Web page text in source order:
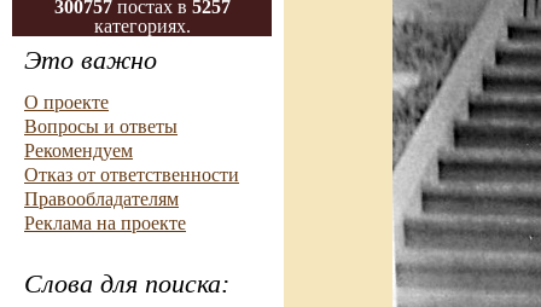
300757постах в 5257
категориях.
Это важно
О проекте
Вопросы и ответы
Рекомендуем
Отказ от ответственности
Правообладателям
Реклама на проекте
Слова для поиска: